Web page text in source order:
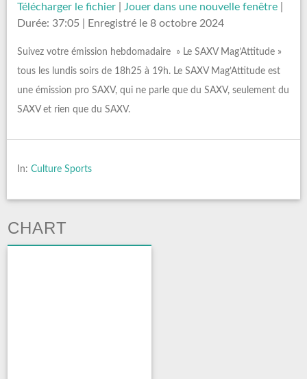
Télécharger le fichier Jouer dans une nouvelle fenêtre
Durée: 37:05
Enregistré le 8 octobre 2024
Suivez votre émission hebdomadaire » Le SAXV Mag’Attitude »
tous les lundis soirs de 18h25 à 19h. Le SAXV Mag’Attitude est
une émission pro SAXV, qui ne parle que du SAXV, seulement du
SAXV et rien que du SAXV.
In: Culture Sports
CHART